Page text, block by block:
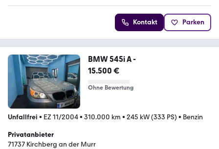
Kontakt Parken
BMW 545i A -
15.500 €
Ohne Bewertung
Unfallfrei • EZ 11/2004• 310.000 km • 245 kW (333 PS) • Benzin
Privatanbieter
71737 Kirchberg an der Murr